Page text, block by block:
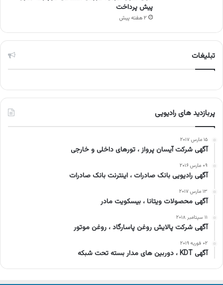
پیش پرداخت
۲ هفته پیش
تبلیغات
پربازدید های رادیویی
۱۵ مارس ۲۰۱۷
آگهی شرکت آیسان پرواز ، تورهای داخلی و خارجی
۰۹ مارس ۲۰۱۶
آگهی رادیویی بانک صادرات ، اینترنت بانک صادرات
۱۳ مارس ۲۰۱۷
آگهی محصولات ویتانا ، بیسکویت مادر
۱۱ سپتامبر ۲۰۱۸
آگهی شرکت پالایش روغن پاسارگاد ، روغن موتور
۰۲ فوریه ۲۰۱۹
آگهی KDT ، دوربین های مدار بسته تحت شبکه